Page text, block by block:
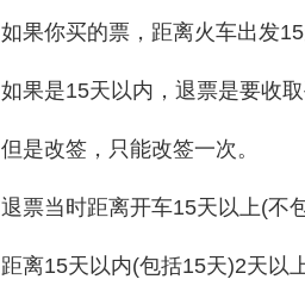
如果你买的票，距离火车出发
如果是15天以内，退票是要收
但是改签，只能改签一次。
退票当时距离开车15天以上(不
距离15天以内(包括15天)2天以